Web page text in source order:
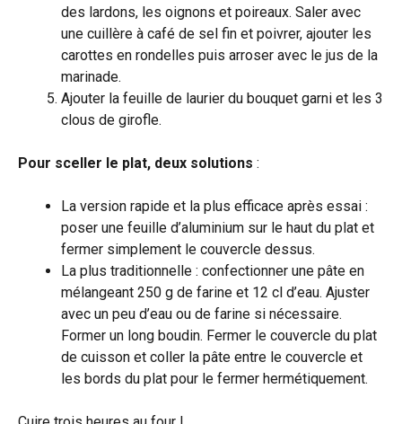
des lardons, les oignons et poireaux. Saler avec
une cuillère à café de sel fin et poivrer, ajouter les
carottes en rondelles puis arroser avec le jus de la
marinade.
Ajouter la feuille de laurier du bouquet garni et les 3
clous de girofle.
Pour sceller le plat, deux solutions :
La version rapide et la plus efficace après essai :
poser une feuille d’aluminium sur le haut du plat et
fermer simplement le couvercle dessus.
La plus traditionnelle : confectionner une pâte en
mélangeant 250 g de farine et 12 cl d’eau. Ajuster
avec un peu d’eau ou de farine si nécessaire.
Former un long boudin. Fermer le couvercle du plat
de cuisson et coller la pâte entre le couvercle et
les bords du plat pour le fermer hermétiquement.